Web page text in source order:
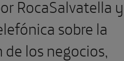
RocaSalvatella y
sobre la
los negocios,